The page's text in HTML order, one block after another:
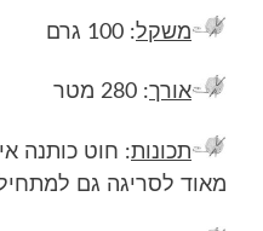
משקל: 100 גרם
אורך: 280 מטר
תכונות: חוט כותנה
מאוד לסריגה גם